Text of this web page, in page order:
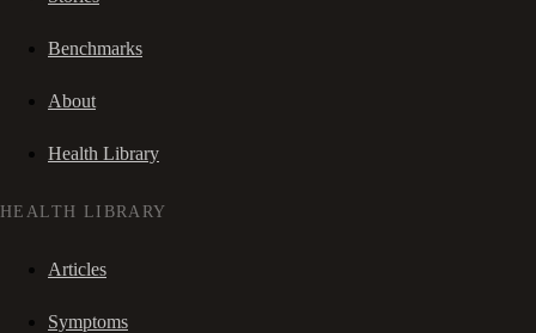
Benchmarks
About
Health Library
HEALTH LIBRARY
Articles
Symptoms